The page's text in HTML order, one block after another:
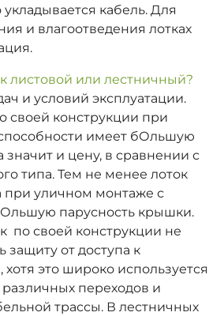
кабель. Для
и влагоотведения лотках
листовой или лестничный?
и условий эксплуатации.
своей конструкции при
имеет бОльшую
значит и цену, в сравнении с
типа. Тем не менее лоток
при уличном монтаже с
парусность крышки.
по своей конструкции не
защиту от доступа к
хотя это широко используется
переходов и
трассы. В лестничных